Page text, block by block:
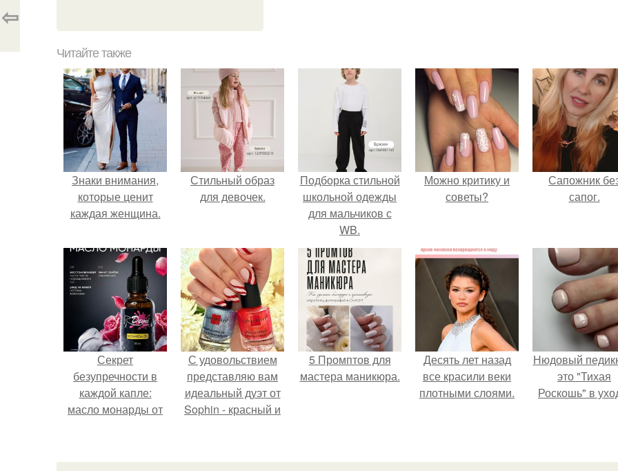
⇦
Читайте также
Знаки внимания,
которые ценит
каждая женщина.
Стильный образ
для девочек.
Подборка стильной
школьной одежды
для мальчиков с
WB.
Можно критику и
советы?
Сапожник
сапог.
Секрет
безупречности в
каждой капле:
масло монарды от
С удовольствием
представляю вам
идеальный дуэт от
Sophin - красный и
номер 0262.
5 Промптов для
мастера маникюра.
Десять лет назад
все красили веки
плотными слоями.
Нюдовый
это "Тихая
Роскошь" в